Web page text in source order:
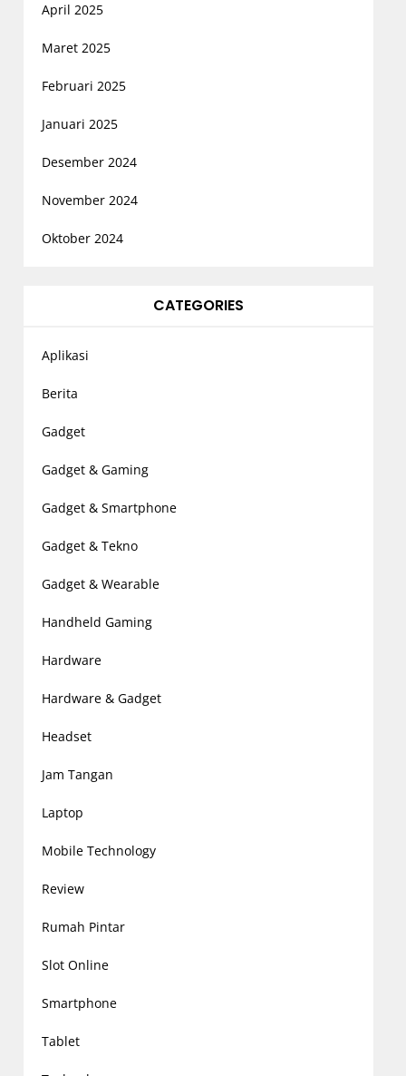
April 2025
Maret 2025
Februari 2025
Januari 2025
Desember 2024
November 2024
Oktober 2024
CATEGORIES
Aplikasi
Berita
Gadget
Gadget & Gaming
Gadget & Smartphone
Gadget & Tekno
Gadget & Wearable
Handheld Gaming
Hardware
Hardware & Gadget
Headset
Jam Tangan
Laptop
Mobile Technology
Review
Rumah Pintar
Slot Online
Smartphone
Tablet